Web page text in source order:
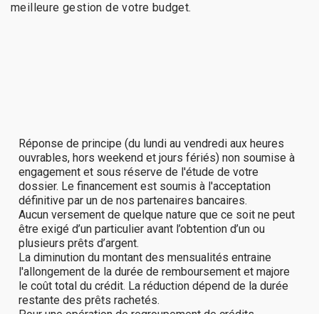
meilleure gestion de votre budget.